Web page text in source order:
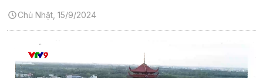
Chủ Nhật, 15/9/2024